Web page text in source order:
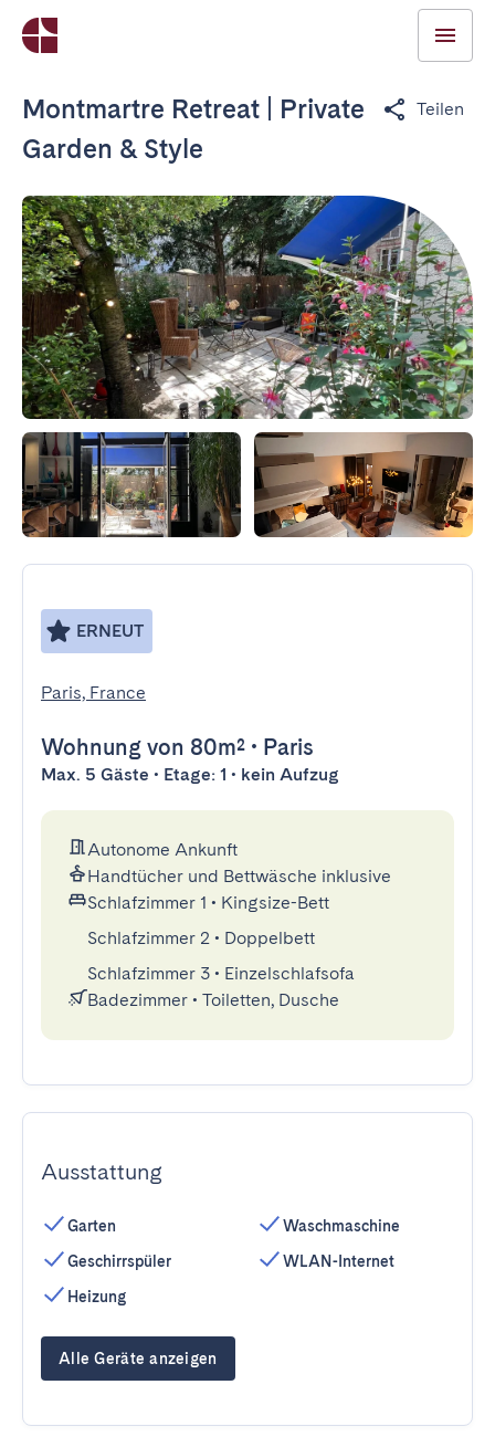
Montmartre Retreat | Private
Garden & Style
Teilen
ERNEUT
Paris, France
Wohnung von 80m² • Paris
Max. 5 Gäste • Etage: 1 • kein Aufzug
Autonome Ankunft
Handtücher und Bettwäsche inklusive
Schlafzimmer 1 • Kingsize-Bett
Schlafzimmer 2 • Doppelbett
Schlafzimmer 3 • Einzelschlafsofa
Badezimmer • Toiletten, Dusche
Ausstattung
Garten
Geschirrspüler
Heizung
Waschmaschine
WLAN-Internet
Alle Geräte anzeigen